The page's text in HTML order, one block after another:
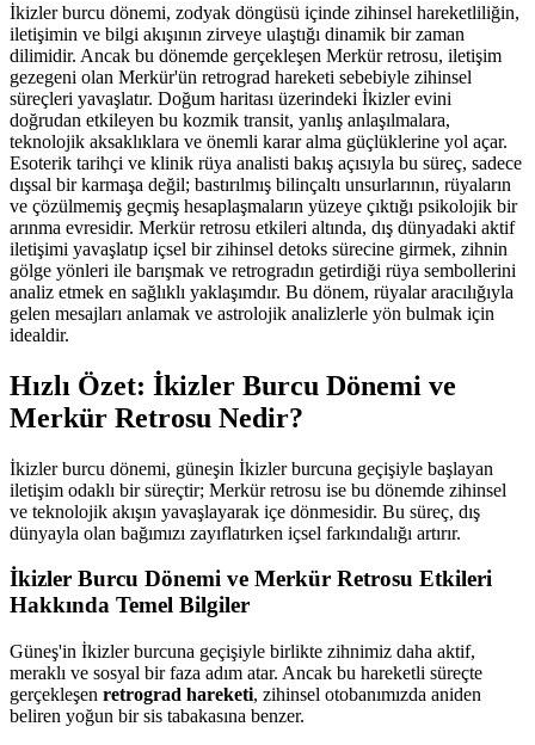
İkizler burcu dönemi, zodyak döngüsü içinde zihinsel hareketliliğin,
iletişimin ve bilgi akışının zirveye ulaştığı dinamik bir zaman
dilimidir. Ancak bu dönemde gerçekleşen Merkür retrosu, iletişim
gezegeni olan Merkür'ün retrograd hareketi sebebiyle zihinsel
süreçleri yavaşlatır. Doğum haritası üzerindeki İkizler evini
doğrudan etkileyen bu kozmik transit, yanlış anlaşılmalara,
teknolojik aksaklıklara ve önemli karar alma güçlüklerine yol açar.
Esoterik tarihçi ve klinik rüya analisti bakış açısıyla bu süreç, sadece
dışsal bir karmaşa değil; bastırılmış bilinçaltı unsurlarının, rüyaların
ve çözülmemiş geçmiş hesaplaşmaların yüzeye çıktığı psikolojik bir
arınma evresidir. Merkür retrosu etkileri altında, dış dünyadaki aktif
iletişimi yavaşlatıp içsel bir zihinsel detoks sürecine girmek, zihnin
gölge yönleri ile barışmak ve retrogradın getirdiği rüya sembollerini
analiz etmek en sağlıklı yaklaşımdır. Bu dönem, rüyalar aracılığıyla
gelen mesajları anlamak ve astrolojik analizlerle yön bulmak için
idealdir.
Hızlı Özet: İkizler Burcu Dönemi ve
Merkür Retrosu Nedir?
İkizler burcu dönemi, güneşin İkizler burcuna geçişiyle başlayan
iletişim odaklı bir süreçtir; Merkür retrosu ise bu dönemde zihinsel
ve teknolojik akışın yavaşlayarak içe dönmesidir. Bu süreç, dış
dünyayla olan bağımızı zayıflatırken içsel farkındalığı artırır.
İkizler Burcu Dönemi ve Merkür Retrosu Etkileri
Hakkında Temel Bilgiler
Güneş'in İkizler burcuna geçişiyle birlikte zihnimiz daha aktif,
meraklı ve sosyal bir faza adım atar. Ancak bu hareketli süreçte
gerçekleşen retrograd hareketi, zihinsel otobanımızda aniden
beliren yoğun bir sis tabakasına benzer.